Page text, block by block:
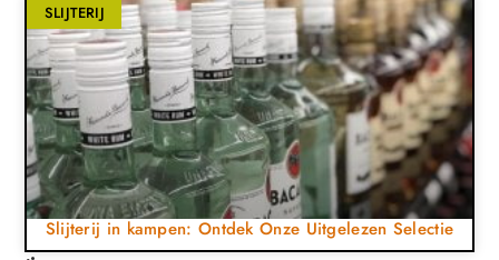
SLIJTERIJ
Slijterij in kampen: Ontdek Onze Uitgelezen Selectie